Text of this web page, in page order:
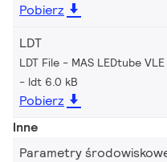
Pobierz
LDT
LDT File - MAS LEDtube
ldt 6.0 kB
Pobierz
Inne
Parametry